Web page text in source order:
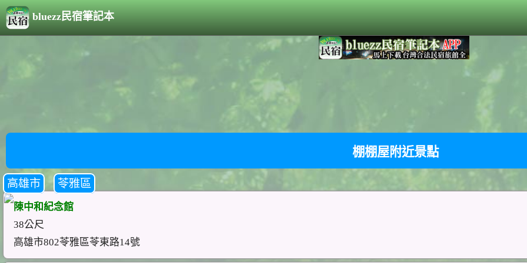
bluezz民宿筆記本
棚棚屋附近景點
高雄市 苓雅區
陳中和紀念館
38公尺
高雄市802苓雅區苓東路14號